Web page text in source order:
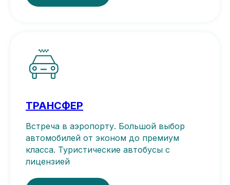
ТРАНСФЕР
Встреча в аэропорту. Большой выбор
автомобилей от эконом до премиум
класса. Туристические автобусы с
лицензией